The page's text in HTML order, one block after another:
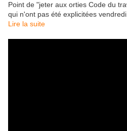
Point de "jeter aux orties Code du
qui n'ont pas été explicitées
Lire la suite